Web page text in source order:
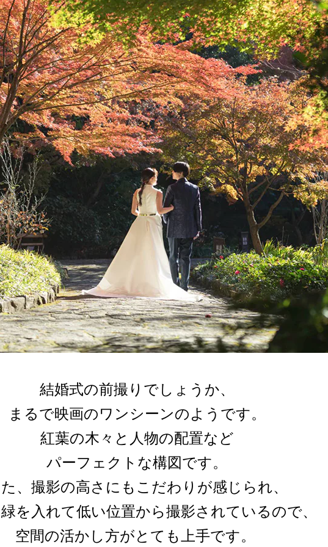
結婚式の前撮りでしょうか、
まるで映画のワンシーンのようです。
紅葉の木々と人物の配置など
パーフェクトな構図です。
、撮影の高さにもこだわりが感じられ、
を入れて低い位置から撮影されているので、
空間の活かし方がとても上手です。